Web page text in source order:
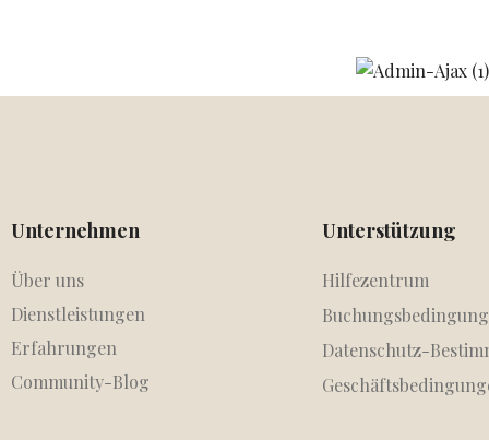
Unternehmen
Über uns
Dienstleistungen
Erfahrungen
Community-Blog
Unterstützung
Hilfezentrum
Datenschutz-